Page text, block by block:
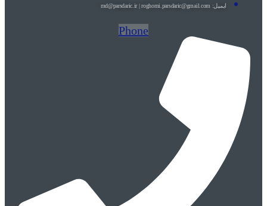
ایمیل: md@parsdaric.ir | roghomi.parsdaric@gmail.com
Phone